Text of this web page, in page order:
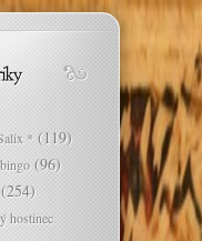
* (119)
(96)
(254)
hostinec